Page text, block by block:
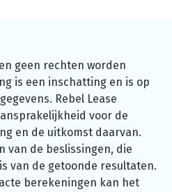
geen rechten worden
is een inschatting en is op
Rebel Lease
voor de
en de uitkomst daarvan.
van de beslissingen, die
van de getoonde resultaten.
berekeningen kan het